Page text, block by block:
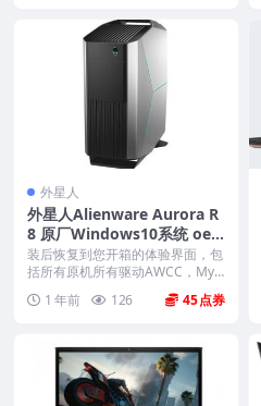
外星人
外星人Alienware Aurora R
8 原厂Windows10系统 oe
m系统 带F12 SupportAssis
t OS Recovery恢复
装后恢复到您开箱的体验界面，包
括所有原机所有驱动AWCC，Myd
1 年前 126 45